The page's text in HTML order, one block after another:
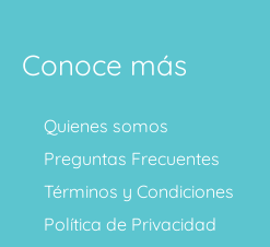
Conoce más
Quienes somos
Preguntas Frecuentes
Términos y Condiciones
Política de Privacidad